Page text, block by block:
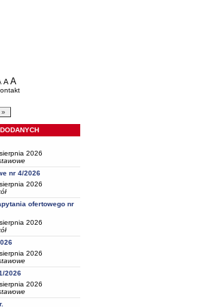
Częstochowa
pomniejsz czcionkę
A standardowy rozmiar czcionki
A
2026
nr 4/2026
2026
ofertowego nr
2026
2026
2026
2026